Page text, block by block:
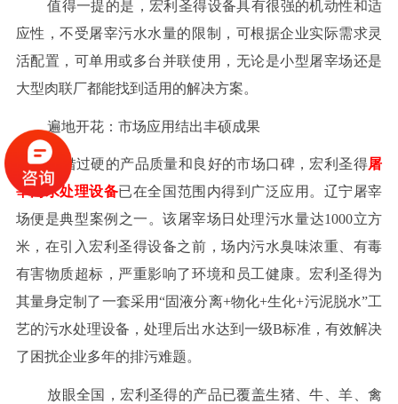
值得一提的是，宏利圣得设备具有很强的机动性和适
应性，不受屠宰污水水量的限制，可根据企业实际需求灵
活配置，可单用或多台并联使用，无论是小型屠宰场还是
大型肉联厂都能找到适用的解决方案。
遍地开花：市场应用结出丰硕成果
凭借过硬的产品质量和良好的市场口碑，宏利圣得屠
宰污水处理设备已在全国范围内得到广泛应用。辽宁屠宰
场便是典型案例之一。该屠宰场日处理污水量达1000立方
米，在引入宏利圣得设备之前，场内污水臭味浓重、有毒
有害物质超标，严重影响了环境和员工健康。宏利圣得为
其量身定制了一套采用“固液分离+物化+生化+污泥脱水”工
艺的污水处理设备，处理后出水达到一级B标准，有效解决
了困扰企业多年的排污难题。
放眼全国，宏利圣得的产品已覆盖生猪、牛、羊、禽